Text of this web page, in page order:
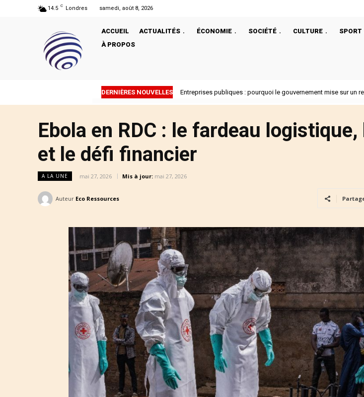
14.5 C Londres samedi, août 8, 2026
ACCUEIL ACTUALITÉS ÉCONOMIE SOCIÉTÉ CULTURE SPORT
À PROPOS
DERNIÈRES NOUVELLES Entreprises publiques : pourquoi le gouvernement mise sur un
Ebola en RDC : le fardeau
et le défi financier
A LA UNE mai 27, 2026 Mis à jour: mai 27, 2026
Auteur Eco Ressources